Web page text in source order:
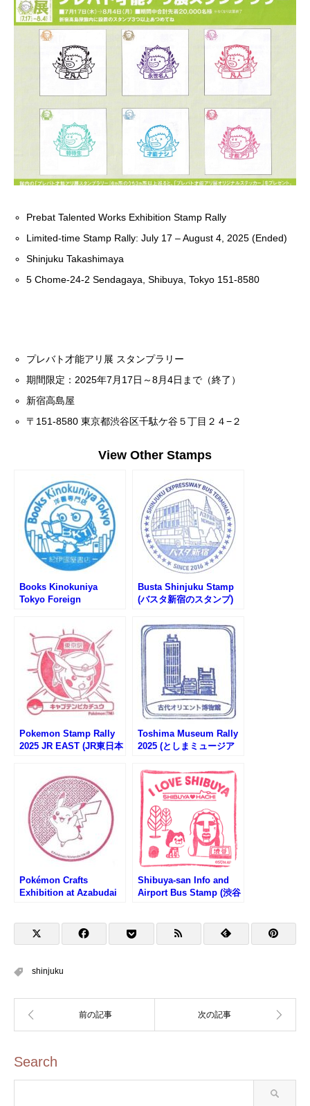
Prebat Talented Works Exhibition Stamp Rally
Limited-time Stamp Rally: July 17 – August 4, 2025 (Ended)
Shinjuku Takashimaya
5 Chome-24-2 Sendagaya, Shibuya, Tokyo 151-8580
プレバト才能アリ展 スタンプラリー
期間限定：2025年7月17日～8月4日まで（終了）
新宿高島屋
〒151-8580 東京都渋谷区千駄ケ谷５丁目２４−２
View Other Stamps
Books Kinokuniya
Tokyo Foreign
プ)
Busta Shinjuku Stamp
(バスタ新宿のスタンプ)
Pokemon Stamp Rally
2025 JR EAST (JR東日本
Toshima Museum Rally
2025 (としまミュージア
Pokémon Crafts
Exhibition at Azabudai
のスタンプラリー)
Shibuya-san Info and
Airport Bus Stamp (渋谷
shinjuku
Search